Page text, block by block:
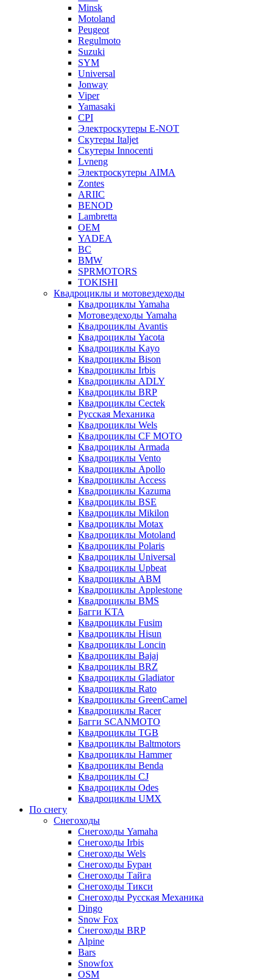
Minsk
Motoland
Peugeot
Regulmoto
Suzuki
SYM
Universal
Jonway
Viper
Yamasaki
CPI
Электроскутеры E-NOT
Скутеры Italjet
Скутеры Innocenti
Lvneng
Электроскутеры AIMA
Zontes
ARIIC
BENOD
Lambretta
OEM
YADEA
BC
BMW
SPRMOTORS
TOKISHI
Квадроциклы и мотовездеходы
Квадроциклы Yamaha
Мотовездеходы Yamaha
Квадроциклы Avantis
Квадроциклы Yacota
Квадроциклы Kayo
Квадроциклы Bison
Квадроциклы Irbis
Квадроциклы ADLY
Квадроциклы BRP
Квадроциклы Cectek
Русская Механика
Квадроциклы Wels
Квадроциклы CF MOTO
Квадроциклы Armada
Квадроциклы Vento
Квадроциклы Apollo
Квадроциклы Access
Квадроциклы Kazuma
Квадроциклы BSE
Квадроциклы Mikilon
Квадроциклы Motax
Квадроциклы Motoland
Квадроциклы Polaris
Квадроциклы Universal
Квадроциклы Upbeat
Квадроциклы ABM
Квадроциклы Applestone
Квадроциклы BMS
Багги KTA
Квадроциклы Fusim
Квадроциклы Hisun
Квадроциклы Loncin
Квадроциклы Bajaj
Квадроциклы BRZ
Квадроциклы Gladiator
Квадроциклы Rato
Квадроциклы GreenCamel
Квадроциклы Racer
Багги SCANMOTO
Квадроциклы TGB
Квадроциклы Baltmotors
Квадроциклы Hammer
Квадроциклы Benda
Квадроциклы CJ
Квадроциклы Odes
Квадроциклы UMX
По снегу
Снегоходы
Снегоходы Yamaha
Снегоходы Irbis
Снегоходы Wels
Снегоходы Буран
Снегоходы Тайга
Снегоходы Тикси
Снегоходы Русская Механика
Dingo
Snow Fox
Снегоходы BRP
Alpine
Bars
Snowfox
OSM